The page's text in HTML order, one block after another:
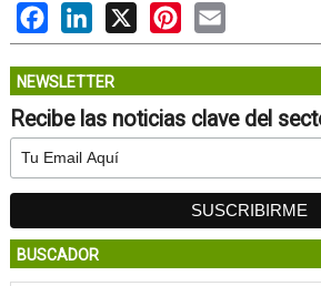
FacebookLinkedIn
X PinterestEmail
NEWSLETTER
Recibe las noticias clave del
BUSCADOR